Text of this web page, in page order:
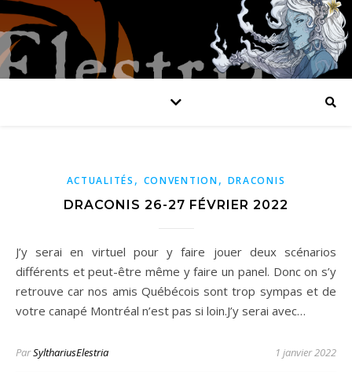
ACTUALITÉS , CONVENTION, DRACONIS
DRACONIS 26-27 FÉVRIER 2022
J’y serai en virtuel pour y faire jouer deux scénarios
différents et peut-être même y faire un panel. Donc on s’y
retrouve car nos amis Québécois sont trop sympas et de
votre canapé Montréal n’est pas si loin.J’y serai avec…
ParSylthariusElestria 1 janvier 2022